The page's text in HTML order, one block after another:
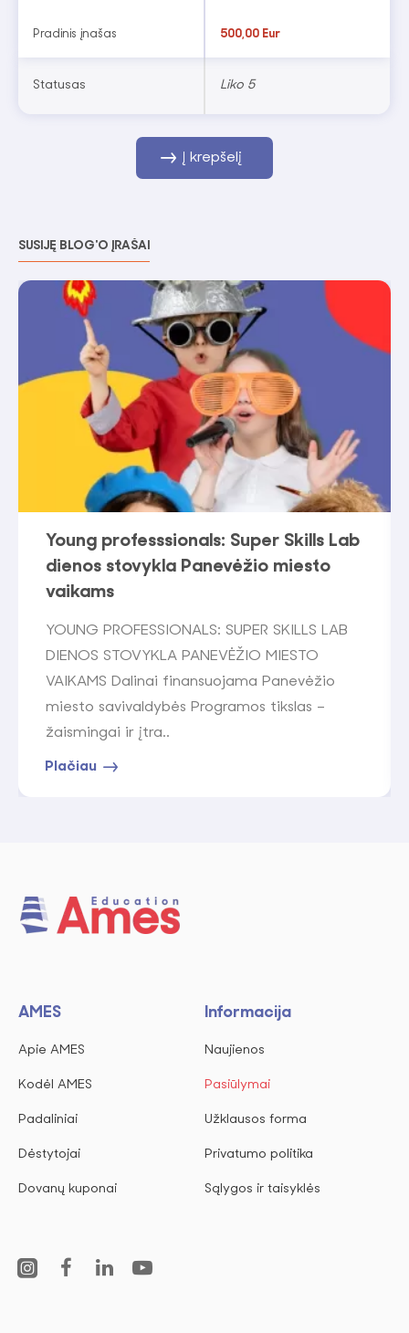
Pradinis įnašas 500,00 Eur
Statusas Liko 5
Į krepšelį
SUSIJĘ BLOG'O ĮRAŠAI
Young professsionals: Super Skills Lab
dienos stovykla Panevėžio miesto
vaikams
YOUNG PROFESSIONALS: SUPER SKILLS LAB
DIENOS STOVYKLA PANEVĖŽIO MIESTO
VAIKAMS Dalinai finansuojama Panevėžio
miesto savivaldybės Programos tikslas –
žaismingai ir įtra..
Plačiau
AMES
Apie AMES
Kodėl AMES
Padaliniai
Dėstytojai
Dovanų kuponai
Informacija
Naujienos
Pasiūlymai
Užklausos forma
Privatumo politika
Sąlygos ir taisyklės